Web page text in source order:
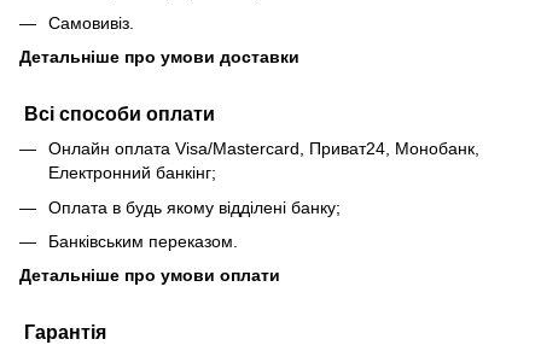
Самовивіз.
Детальніше про умови доставки
Всі способи оплати
Онлайн оплата Visa/Mastercard, Приват24, Монобанк,
Електронний банкінг;
Оплата в будь якому відділені банку;
Банківським переказом.
Детальніше про умови оплати
Гарантія